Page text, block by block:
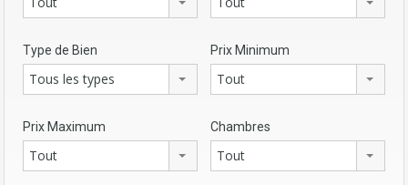
Type de Bien
Tous les types
Prix Minimum
Tout
Prix Maximum
Tout
Chambres
Tout